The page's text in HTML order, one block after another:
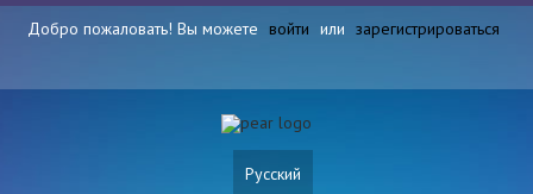
Добро пожаловать! Вы можете войти или зарегистрироваться
Русский